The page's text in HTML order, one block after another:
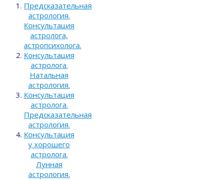
Предсказательная
астрология.
Консультация
астролога,
астропсихолога.
Консультация
астролога.
Натальная
астрология.
Консультация
астролога.
Предсказательная
астрология.
Консультация
у хорошего
астролога.
Лунная
астрология.